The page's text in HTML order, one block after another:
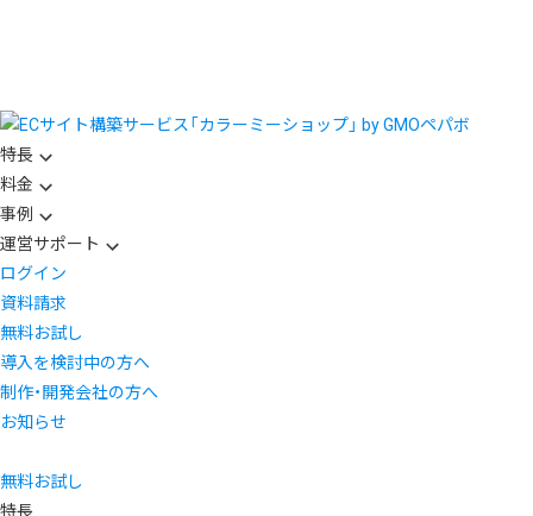
特長
料金
事例
運営サポート
ログイン
資料請求
無料お試し
導入を検討中の方へ
制作・開発会社の方へ
お知らせ
無料お試し
特長